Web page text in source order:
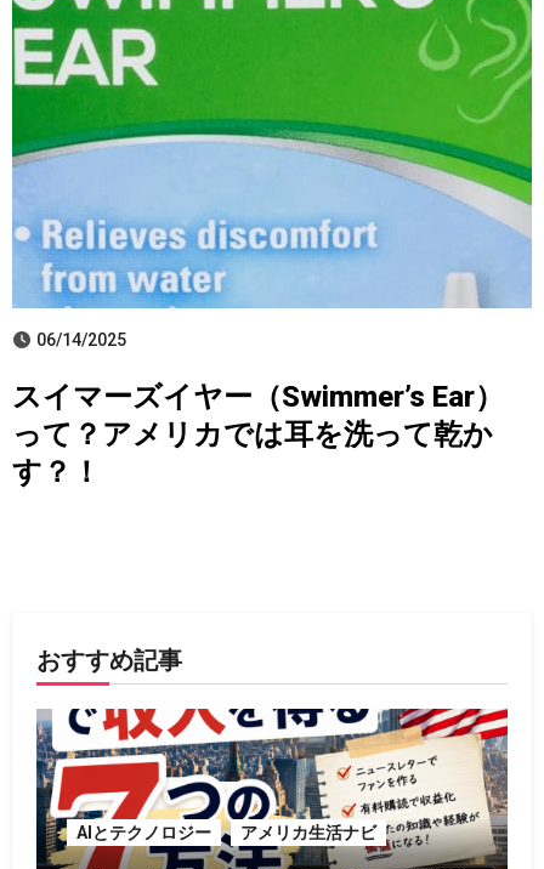
06/14/2025
スイマーズイヤー（Swimmer’s Ear）
って？アメリカでは耳を洗って乾か
す？！
おすすめ記事
AIとテクノロジー アメリカ生活ナビ